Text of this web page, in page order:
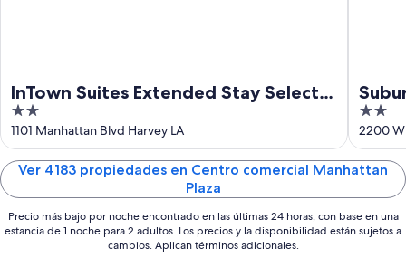
InTown Suites Extended Stay Select
New Orleans LA - Harvey
2
out
of
5
1101 Manhattan Blvd Harvey LA
2
out
of
5
2200
Ver 4183 propiedades en Centro comercial Manhattan
Plaza
Precio más bajo por noche encontrado en las últimas 24 horas, con base en una
estancia de 1 noche para 2 adultos. Los precios y la disponibilidad están sujetos a
cambios. Aplican términos adicionales.